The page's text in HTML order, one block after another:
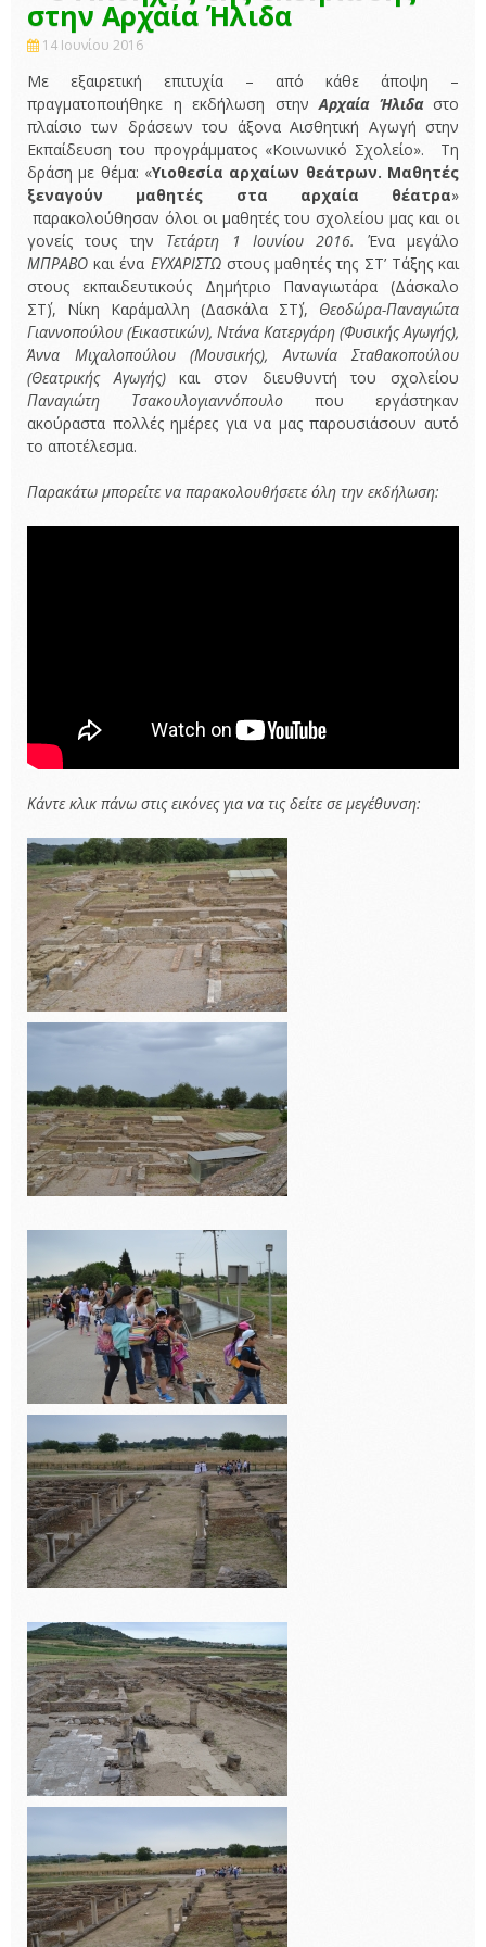
στην Αρχαία Ήλιδα
14 Ιουνίου 2016
Με εξαιρετική επιτυχία – από κάθε άποψη –
πραγματοποιήθηκε η εκδήλωση στηνΑρχαία Ήλιδαστο
πλαίσιο των δράσεων του άξονα Αισθητική Αγωγή στην
Εκπαίδευση του προγράμματος «Κοινωνικό Σχολείο». Τη
δράση με θέμα: «Υιοθεσία αρχαίων θεάτρων. Μαθητές
ξεναγούν μαθητές στα αρχαία θέατρα»
παρακολούθησαν όλοι οι μαθητές του σχολείου μας και οι
γονείς τους την Τετάρτη 1 Ιουνίου 2016. Ένα μεγάλο
ΜΠΡΑΒΟκαι ένα ΕΥΧΑΡΙΣΤΩ στους μαθητές της ΣΤ’ Τάξης και
στους εκπαιδευτικούς Δημήτριο Παναγιωτάρα (Δάσκαλο
ΣΤ΄), Νίκη Καράμαλλη (Δασκάλα ΣΤ΄), Θεοδώρα-Παναγιώτα
Γιαννοπούλου (Εικαστικών), Ντάνα Κατεργάρη (Φυσικής Αγωγής),
Άννα Μιχαλοπούλου (Μουσικής),Αντωνία Σταθακοπούλου
(Θεατρικής Αγωγής)και στον διευθυντή του σχολείου
Παναγιώτη Τσακουλογιαννόπουλο που εργάστηκαν
ακούραστα πολλές ημέρες για να μας παρουσιάσουν αυτό
το αποτέλεσμα.
Παρακάτω μπορείτε να παρακολουθήσετε όλη την εκδήλωση:
Κάντε κλικ πάνω στις εικόνες για να τις δείτε σε μεγέθυνση: